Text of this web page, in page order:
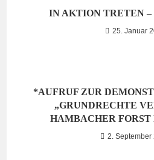
IN AKTION TRETEN
25. Januar
*AUFRUF ZUR
„GRUNDRECHTE
HAMBACHER
2. September